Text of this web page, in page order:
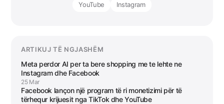
YouTube Instagram
ARTIKUJ TË NGJASHËM
Meta perdor AI per ta bere shopping me te lehte ne
Instagram dhe Facebook
25 Mar
Facebook lançon një program të ri monetizimi për të
tërhequr krijuesit nga TikTok dhe YouTube